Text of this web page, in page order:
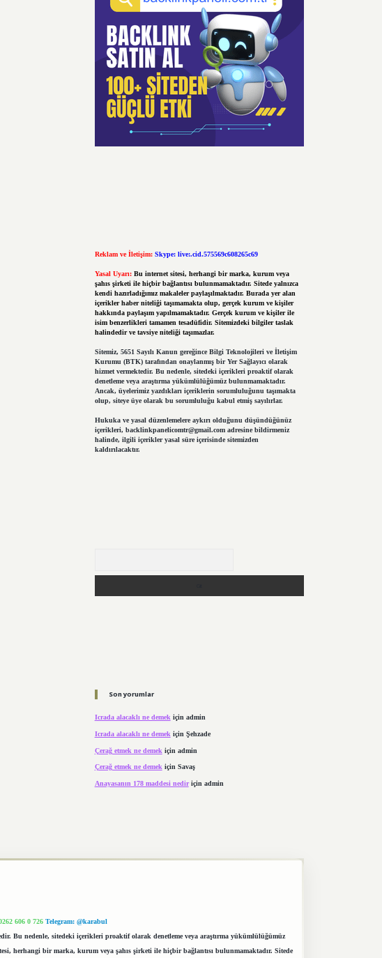
Reklam ve İletişim: Skype: live:.cid.575569c608265c69
Yasal Uyarı: Bu internet sitesi, herhangi bir marka, kurum veya
şahıs şirketi ile hiçbir bağlantısı bulunmamaktadır. Sitede yalnızca
kendi hazırladığımız makaleler paylaşılmaktadır. Burada yer alan
içerikler haber niteliği taşımamakta olup, gerçek kurum ve kişiler
hakkında paylaşım yapılmamaktadır. Gerçek kurum ve kişiler ile
isim benzerlikleri tamamen tesadüfidir. Sitemizdeki bilgiler taslak
halindedir ve tavsiye niteliği taşımazlar.
Sitemiz, 5651 Sayılı Kanun gereğince Bilgi Teknolojileri ve İletişim
Kurumu (BTK) tarafından onaylanmış bir Yer Sağlayıcı olarak
hizmet vermektedir. Bu nedenle, sitedeki içerikleri proaktif olarak
denetleme veya araştırma yükümlülüğümüz bulunmamaktadır.
Ancak, üyelerimiz yazdıkları içeriklerin sorumluluğunu taşımakta
olup, siteye üye olarak bu sorumluluğu kabul etmiş sayılırlar.
Hukuka ve yasal düzenlemelere aykırı olduğunu düşündüğünüz
içerikleri, backlinkpanelicomtr@gmail.comadresine bildirmeniz
halinde, ilgili içerikler yasal süre içerisinde sitemizden
kaldırılacaktır.
Son yorumlar
Icrada alacaklı ne demekiçin admin
Icrada alacaklı ne demek için Şehzade
Çerağ etmek ne demek için admin
Çerağ etmek ne demek için Savaş
Anayasanın 178 maddesi nediriçin admin
606 0 726 Telegram: @karabul
Bu nedenle, sitedeki içerikleri proaktif olarak denetleme veya araştırma yükümlülüğümüz
herhangi bir marka, kurum veya şahıs şirketi ile hiçbir bağlantısı bulunmamaktadır. Sitede